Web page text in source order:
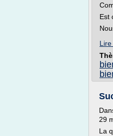
Est
29
La